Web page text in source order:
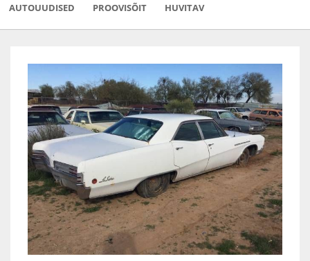
AUTOUUDISED PROOVISÕIT HUVITAV